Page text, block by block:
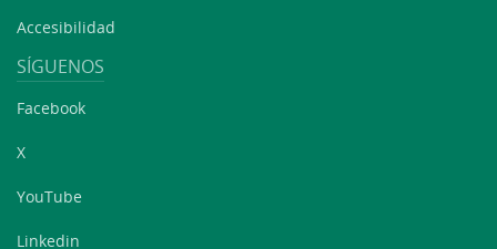
Accesibilidad
SÍGUENOS
Facebook
X
YouTube
Linkedin